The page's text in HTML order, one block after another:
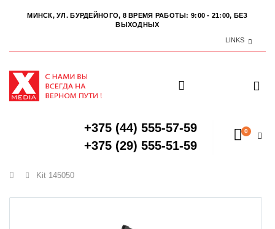
МИНСК, УЛ. БУРДЕЙНОГО, 8 ВРЕМЯ РАБОТЫ: 9:00 - 21:00, БЕЗ
ВЫХОДНЫХ
LINKS
+375 (44) 555-57-59
+375 (29) 555-51-59
0
Главная
Kit 145050